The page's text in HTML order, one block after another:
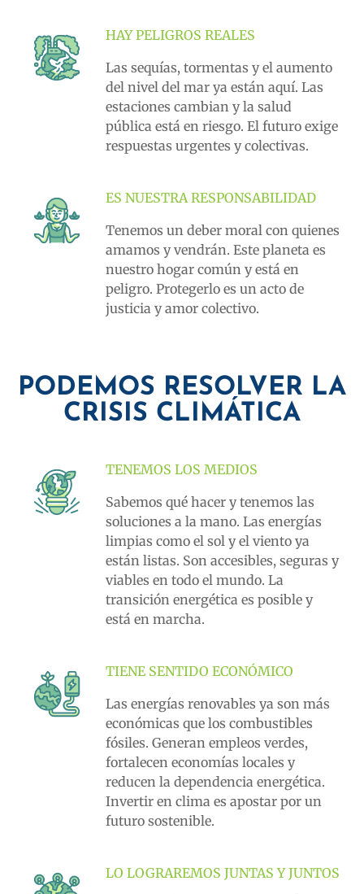
HAY PELIGROS REALES
Las sequías, tormentas y el aumento
del nivel del mar ya están aquí. Las
estaciones cambian y la salud
pública está en riesgo. El futuro exige
respuestas urgentes y colectivas.
ES NUESTRA RESPONSABILIDAD
Tenemos un deber moral con quienes
amamos y vendrán. Este planeta es
nuestro hogar común y está en
peligro. Protegerlo es un acto de
justicia y amor colectivo.
PODEMOS RESOLVER LA
CRISIS CLIMÁTICA
TENEMOS LOS MEDIOS
Sabemos qué hacer y tenemos las
soluciones a la mano. Las energías
limpias como el sol y el viento ya
están listas. Son accesibles, seguras y
viables en todo el mundo. La
transición energética es posible y
está en marcha.
TIENE SENTIDO ECONÓMICO
Las energías renovables ya son más
económicas que los combustibles
fósiles. Generan empleos verdes,
fortalecen economías locales y
reducen la dependencia energética.
Invertir en clima es apostar por un
futuro sostenible.
LO LOGRAREMOS JUNTAS Y JUNTOS